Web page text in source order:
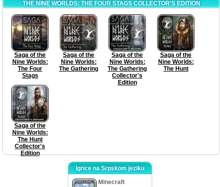
THE NINE WORLDS: THE FOUR STAGS COLLECTOR'S EDITION
Saga of the
Nine Worlds:
The Four
Stags
Saga of the
Nine Worlds:
The Gathering
Saga of the
Nine Worlds:
The Gathering
Collector's
Edition
Saga of the
Nine Worlds:
The Hunt
Saga of the
Nine Worlds:
The Hunt
Collector's
Edition
Igrice na Srpskom jeziku
Minecraft